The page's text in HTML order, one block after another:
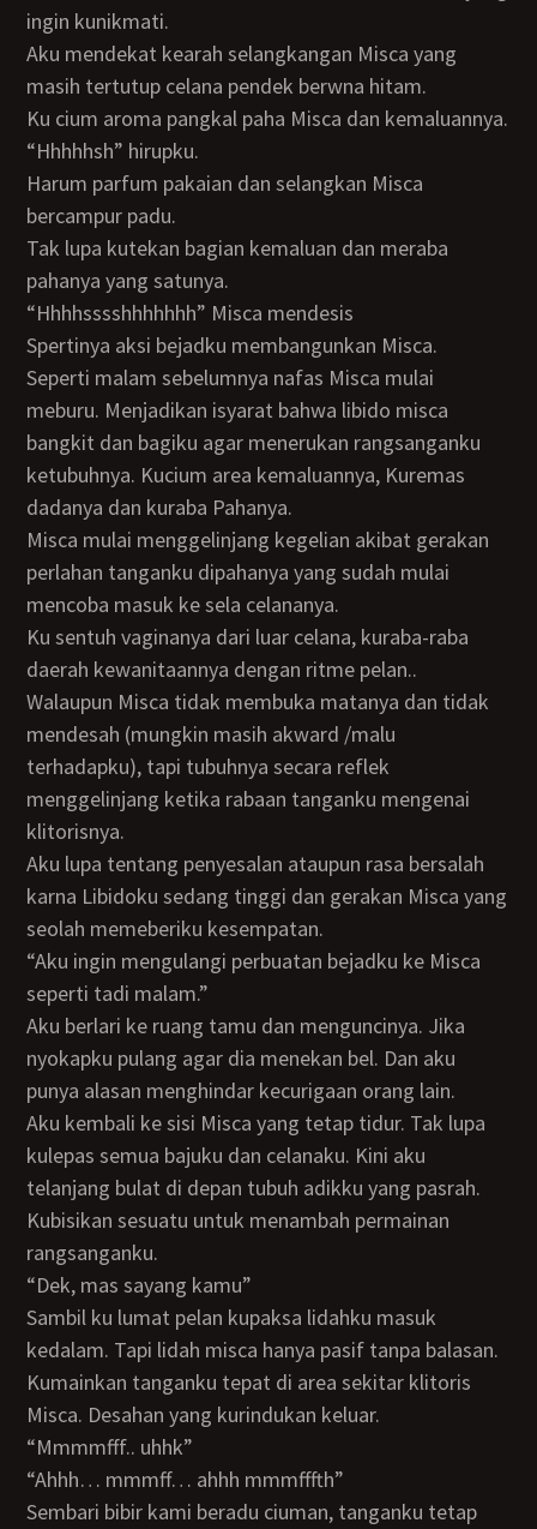
ingin kunikmati.
Aku mendekat kearah selangkangan Misca yang
masih tertutup celana pendek berwna hitam.
Ku cium aroma pangkal paha Misca dan kemaluannya.
“Hhhhhsh” hirupku.
Harum parfum pakaian dan selangkan Misca
bercampur padu.
Tak lupa kutekan bagian kemaluan dan meraba
pahanya yang satunya.
“hhhhsssshhhhhhh” Misca mendesis
Spertinya aksi bejadku membangunkan Misca.
Seperti malam sebelumnya nafas Misca mulai
meburu. Menjadikan isyarat bahwa libido misca
bangkit dan bagiku agar menerukan rangsanganku
ketubuhnya. Kucium area kemaluannya, Kuremas
dadanya dan kuraba Pahanya.
Misca mulai menggelinjang kegelian akibat gerakan
perlahan tanganku dipahanya yang sudah mulai
mencoba masuk ke sela celananya.
Ku sentuh vaginanya dari luar celana, kuraba-raba
daerah kewanitaannya dengan ritme pelan..
Walaupun Misca tidak membuka matanya dan tidak
mendesah (mungkin masih akward /malu
terhadapku), tapi tubuhnya secara reflek
menggelinjang ketika rabaan tanganku mengenai
klitorisnya.
Aku lupa tentang penyesalan ataupun rasa bersalah
karna Libidoku sedang tinggi dan gerakan Misca yang
seolah memeberiku kesempatan.
“Aku ingin mengulangi perbuatan bejadku ke Misca
seperti tadi malam.”
Aku berlari ke ruang tamu dan menguncinya. Jika
nyokapku pulang agar dia menekan bel. Dan aku
punya alasan menghindar kecurigaan orang lain.
Aku kembali ke sisi Misca yang tetap tidur. Tak lupa
kulepas semua bajuku dan celanaku. Kini aku
telanjang bulat di depan tubuh adikku yang pasrah.
Kubisikan sesuatu untuk menambah permainan
rangsanganku.
“Dek, mas sayang kamu”
Sambil ku lumat pelan kupaksa lidahku masuk
kedalam. Tapi lidah misca hanya pasif tanpa balasan.
Kumainkan tanganku tepat di area sekitar klitoris
Misca. Desahan yang kurindukan keluar.
“Mmmmfff.. uhhk”
“ahhh… mmmff… ahhh mmmfffth”
sembari bibir kami beradu ciuman, tanganku tetap